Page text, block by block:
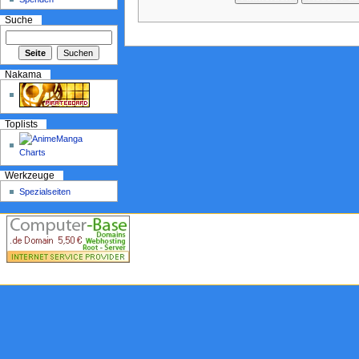
Suche
Nakama
Toplists
Werkzeuge
Spezialseiten